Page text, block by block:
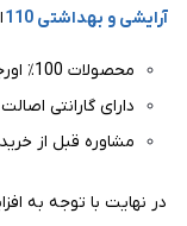
آرایشی و بهداشتی 110
محصولات 100٪ اورجینال ارائه می‌دهد.
دارای گارانتی
مشاوره قبل از
در نهایت با توجه به